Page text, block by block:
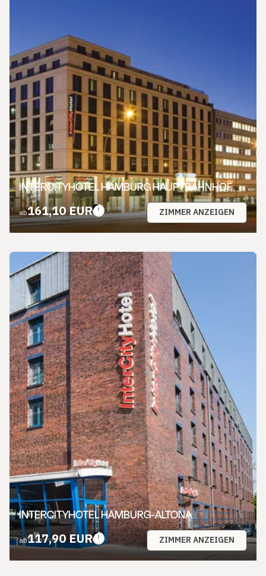
INTERCITYHOTEL HAMBURG HAUPTBAHNHOF
ab161,10 EUR ZIMMER ANZEIGEN
INTERCITYHOTEL HAMBURG-ALTONA
ab117,90 EUR ZIMMER ANZEIGEN